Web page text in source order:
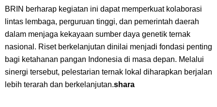
BRIN berharap kegiatan ini dapat memperkuat kolaborasi
lintas lembaga, perguruan tinggi, dan pemerintah daerah
dalam menjaga kekayaan sumber daya genetik ternak
nasional. Riset berkelanjutan dinilai menjadi fondasi penting
bagi ketahanan pangan Indonesia di masa depan. Melalui
sinergi tersebut, pelestarian ternak lokal diharapkan berjalan
lebih terarah dan berkelanjutan.shara